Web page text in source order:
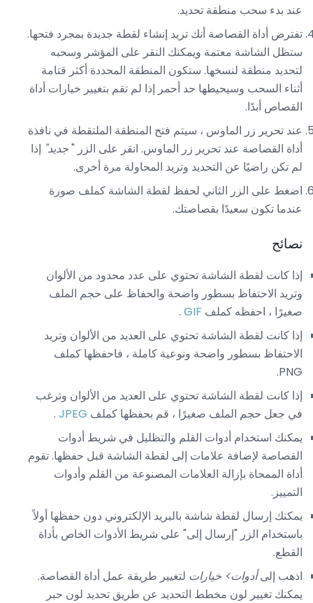
عند بدء سحب منطقة تحديد.
تفترض أداة القصاصة أنك تريد إنشاء لقطة جديدة بمجرد فتحها.
ستظل الشاشة معتمة ويمكنك النقر على المؤشر وسحبه
لتحديد منطقة لنسخها. ستكون المنطقة المحددة أكثر قتامة
أثناء السحب وسيحيطها حد أحمر إذا لم تقم بتغيير خيارات أداة
القصاص أبدًا.
عند تحرير زر الماوس ، سيتم فتح المنطقة الملتقطة في نافذة
أداة القصاصة عند تحرير زر الماوس. انقر على الزر "جديد" إذا
لم تكن راضيًا عن التحديد وتريد المحاولة مرة أخرى.
اضغط على الزر الثاني لحفظ لقطة الشاشة كملف صورة
عندما تكون سعيدًا بقصاصتك.
نصائح
إذا كانت لقطة الشاشة تحتوي على عدد محدود من الألوان
وتريد الاحتفاظ بسطور واضحة والحفاظ على حجم الملف
صغيرًا ، احفظه كملف GIF
.
إذا كانت لقطة الشاشة تحتوي على العديد من الألوان وتريد
الاحتفاظ بسطور واضحة ونوعية كاملة ، فاحفظها كملف
PNG.
إذا كانت لقطة الشاشة تحتوي على العديد من الألوان وترغب
في جعل حجم الملف صغيرًا ، قم بحفظها كملف JPEG
.
يمكنك استخدام أدوات القلم والتظليل في شريط أدوات
القصاصة لإضافة علامات إلى لقطة الشاشة قبل حفظها. تقوم
أداة الممحاة بإزالة العلامات المصنوعة من القلم وأدوات
التمييز.
يمكنك إرسال لقطة شاشة بالبريد الإلكتروني دون حفظها أولاً
باستخدام الزر "إرسال إلى" على شريط الأدوات الخاص بأداة
القطع.
اذهب إلىأدوات> خيارات لتغيير طريقة عمل أداة القصاصة.
يمكنك تغيير لون مخطط التحديد عن طريق تحديد لون حبر